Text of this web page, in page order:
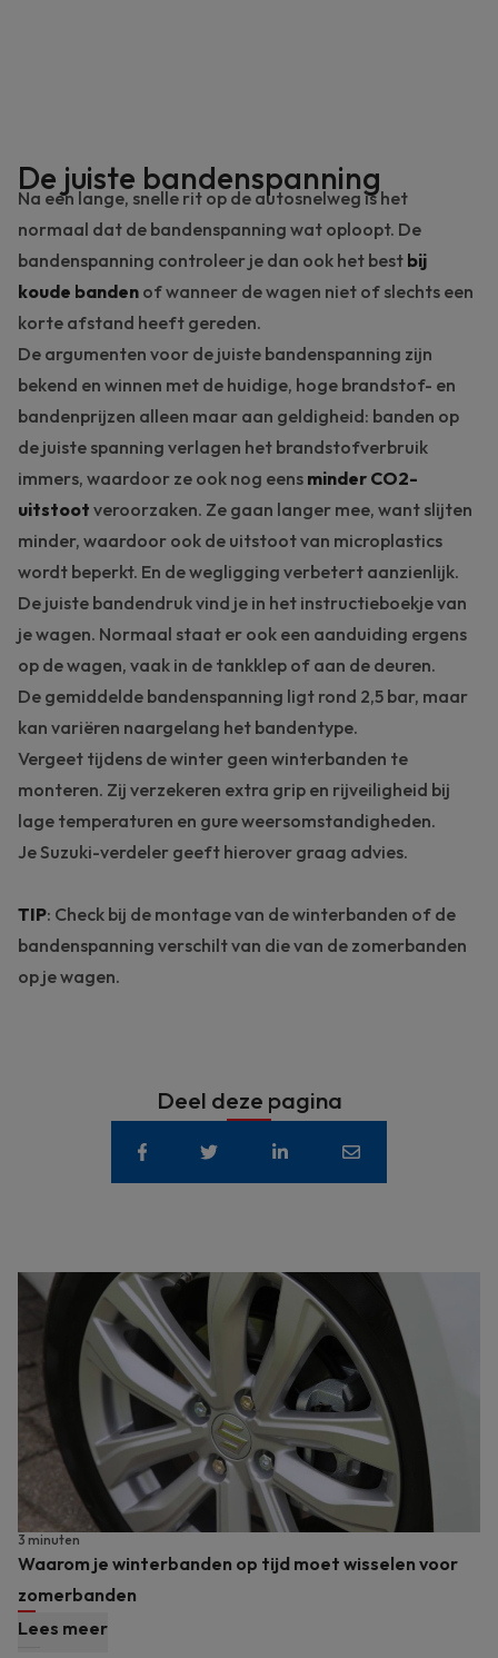
De juiste bandenspanning
Na een lange, snelle rit op de autosnelweg is het
normaal dat de bandenspanning wat oploopt. De
bandenspanning controleer je dan ook het best bij
koude banden of wanneer de wagen niet of slechts een
korte afstand heeft gereden.
De argumenten voor de juiste bandenspanning zijn
bekend en winnen met de huidige, hoge brandstof- en
bandenprijzen alleen maar aan geldigheid: banden op
de juiste spanning verlagen het brandstofverbruik
immers, waardoor ze ook nog eens minder CO2-
uitstoot veroorzaken. Ze gaan langer mee, want slijten
minder, waardoor ook de uitstoot van microplastics
wordt beperkt. En de wegligging verbetert aanzienlijk.
De juiste bandendruk vind je in het instructieboekje van
je wagen. Normaal staat er ook een aanduiding ergens
op de wagen, vaak in de tankklep of aan de deuren.
De gemiddelde bandenspanning ligt rond 2,5 bar, maar
kan variëren naargelang het bandentype.
Vergeet tijdens de winter geen winterbanden te
monteren. Zij verzekeren extra grip en rijveiligheid bij
lage temperaturen en gure weersomstandigheden.
JeSuzuki-verdeler geeft hierover graag advies.
TIP: Check bij de montage van de winterbanden of de
bandenspanning verschilt van die van de zomerbanden
op je wagen.
Deel deze pagina
Waarom je winterbanden op tijd moet wisselen voor
zomerbanden
3 minuten
Lees meer